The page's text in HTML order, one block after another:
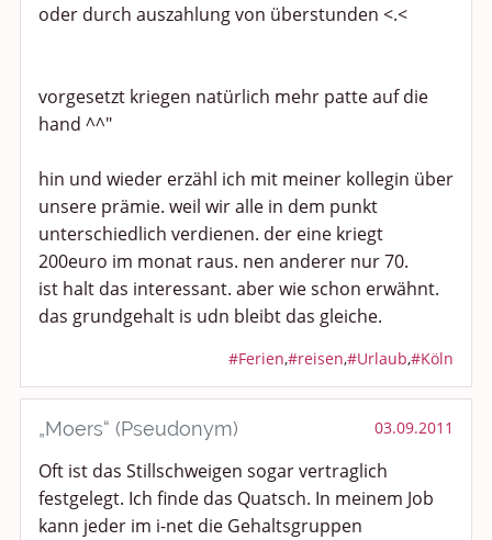
oder durch auszahlung von überstunden <.<
vorgesetzt kriegen natürlich mehr patte auf die
hand ^^"
hin und wieder erzähl ich mit meiner kollegin über
unsere prämie. weil wir alle in dem punkt
unterschiedlich verdienen. der eine kriegt
200euro im monat raus. nen anderer nur 70.
ist halt das interessant. aber wie schon erwähnt.
das grundgehalt is udn bleibt das gleiche.
#Ferien,#reisen,#Urlaub,#Köln
„Moers“ (Pseudonym) 03.09.2011
Oft ist das Stillschweigen sogar vertraglich
festgelegt. Ich finde das Quatsch. In meinem Job
kann jeder im i-net die Gehaltsgruppen